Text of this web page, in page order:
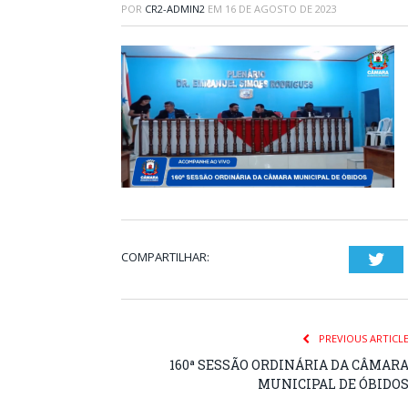
POR CR2-ADMIN2 EM 16 DE AGOSTO DE 2023
COMPARTILHAR:
PREVIOUS ARTICLE
160ª SESSÃO ORDINÁRIA DA CÂMARA
MUNICIPAL DE ÓBIDOS